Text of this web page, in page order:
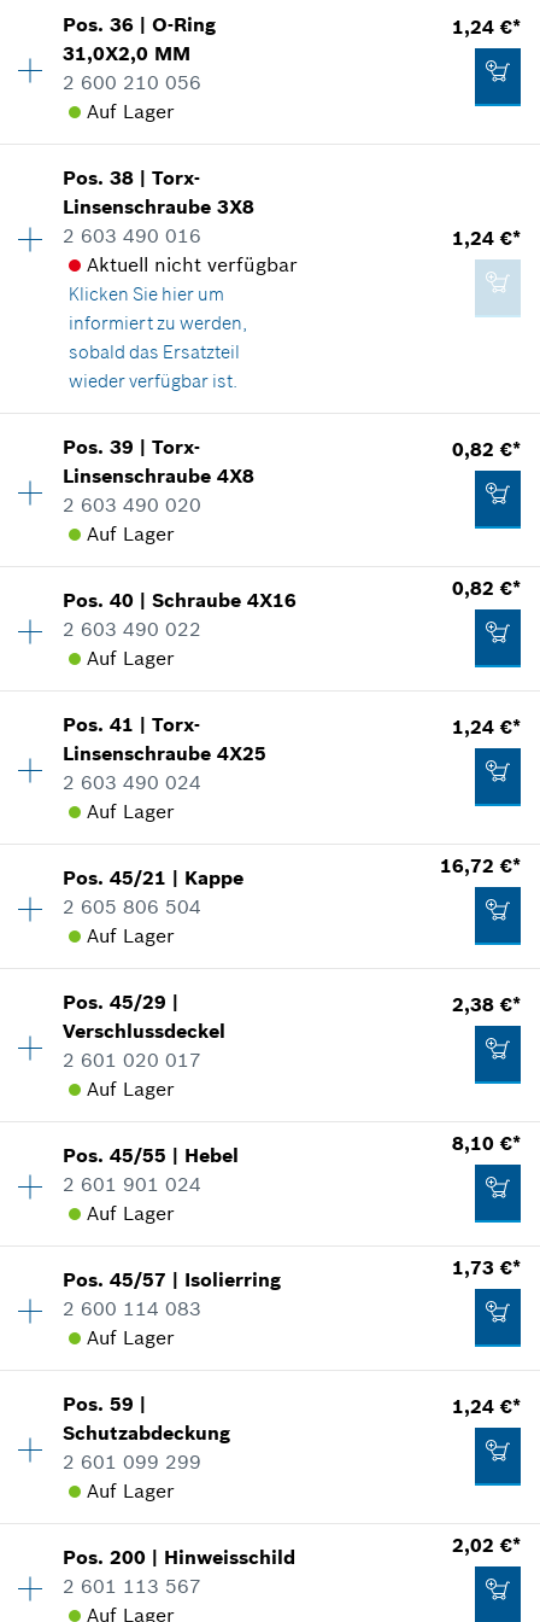
Zum Warenkorb hinzufügen
10,39 €*
Unverbindliche Preisempfehlung des
Zum Warenkorb hinzufügen
Preisgruppe:16
Ersatzteilinformationen
Verwendungsnachweis
3,50 €*
*Unverbindliche Preisempfehlung des
Herstellers inklusive MwSt
Zum Warenkorb hinzufügen
Pos.36 |O-Ring
31,0X2,0 MM
2 600 210 056
Auf Lager
1,24 €*
Verfügbarkeit 1
Preisgruppe:11
Ersatzteilinformationen
Verwendungsnachweis
In Darstellung zeigen
1,24 €*
*Unverbindliche Preisempfehlung des
Herstellers inklusive MwSt
Zum Warenkorb hinzufügen
Pos.38 |Torx-
Linsenschraube 3X8
2 603 490 016
Aktuell nicht verfügbar
Klicken Sie hier um
informiert zu werden,
sobald das Ersatzteil
wieder verfügbar ist.
1,24 €*
Preisgruppe:11
Ersatzteilinformationen
Verwendungsnachweis
1,24 €*
*Unverbindliche Preisempfehlung des
Herstellers inklusive MwSt
Pos.39 |Torx-
Linsenschraube 4X8
2 603 490 020
Auf Lager
0,82 €*
Preisgruppe:10
Ersatzteilinformationen
0,82 €*
*Unverbindliche Preisempfehlung des
Herstellers inklusive MwSt
Pos.40 |Schraube 4X16
2 603 490 022
Auf Lager
0,82 €*
Verfügbarkeit 4
Preisgruppe:10
Ersatzteilinformationen
Verwendungsnachweis
In Darstellung zeigen
0,82 €*
Herstellers inklusive MwSt
Pos.41 |Torx-
Linsenschraube 4X25
2 603 490 024
Auf Lager
1,24 €*
Verfügbarkeit 4
Preisgruppe:11
Ersatzteilinformationen
Verwendungsnachweis
In Darstellung zeigen
1,24 €*
Herstellers inklusive MwSt
Zum Warenkorb hinzufügen
Pos.45/21 | Kappe
2 605 806 504
Auf Lager
16,72 €*
Preisgruppe
Ersatzteilinformationen
Verwendungsnachweis
16,72 €*
*Unverbindliche Preisempfehlung des
Herstellers inklusive MwSt
Pos.45/29 |
Verschlussdeckel
2 601 020 017
Auf Lager
2,38 €*
Preisgruppe :14
Ersatzteilinformationen
2,38 €*
*Unverbindliche Preisempfehlung des
Herstellers inklusive MwSt
Pos.45/55 | Hebel
2 601 901 024
Auf Lager
8,10 €*
Verfügbarkeit 1
Preisgruppe:22
Ersatzteilinformationen
Verwendungsnachweis
In Darstellung zeigen
8,10 €*
Pos.45/57 | Isolierring
2 600 114 083
Auf Lager
1,73 €*
Verfügbarkeit
Preisgruppe:12
Ersatzteilinformationen
Verwendungsnachweis
In Darstellung zeigen
Pos.59 |
Schutzabdeckung
2 601 099 299
Auf Lager
1,24 €*
Verfügbarkeit 1
Preisgruppe:11
Ersatzteilinformationen
Pos.200 | Hinweisschild
2 601 113 567
Auf Lager
2,02 €*